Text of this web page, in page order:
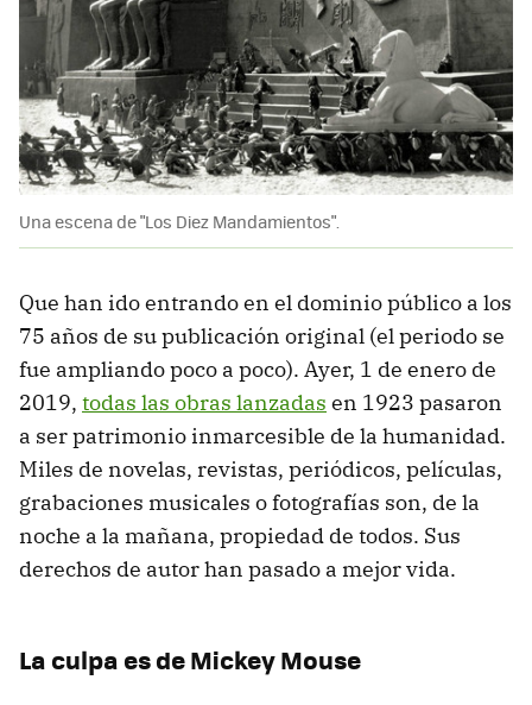
Una escena de "Los Diez Mandamientos".
Que han ido entrando en el dominio público a los
75 años de su publicación original (el periodo se
fue ampliando poco a poco). Ayer, 1 de enero de
2019, todas las obras lanzadas en 1923 pasaron
a ser patrimonio inmarcesible de la humanidad.
Miles de novelas, revistas, periódicos, películas,
grabaciones musicales o fotografías son, de la
noche a la mañana, propiedad de todos. Sus
derechos de autor han pasado a mejor vida.
La culpa es de Mickey Mouse